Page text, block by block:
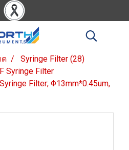
Syringe Filter (28)
Syringe Filter
Filter; Φ13mm*0.45um,